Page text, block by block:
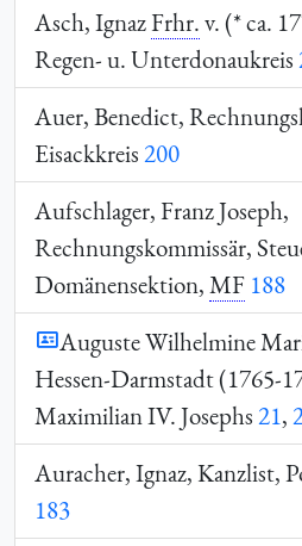
Asch, IgnazFrhr.v. (* ca.
Regen- u. Unterdonaukreis
Auer, Benedict,
Eisackkreis200
Aufschlager, Franz Joseph,
Rechnungskommissär,
Domänensektion,MF 188
Auguste Wilhelmine
Hessen-Darmstadt (1765-
Maximilian IV. Josephs21,
Auracher, Ignaz, Kanzlist,
183